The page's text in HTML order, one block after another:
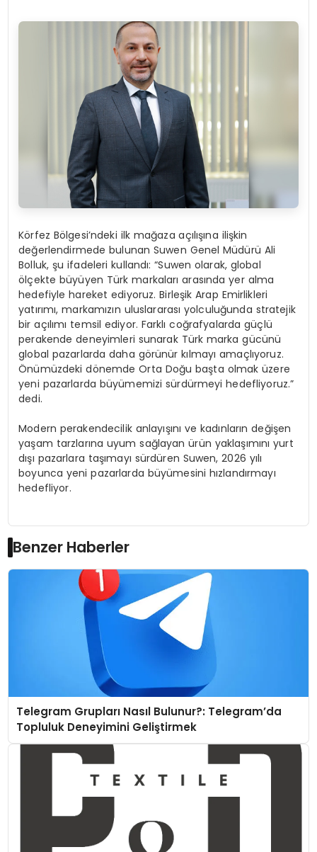
Körfez Bölgesi’ndeki ilk mağaza açılışına ilişkin
değerlendirmede bulunan Suwen Genel Müdürü Ali
Bolluk, şu ifadeleri kullandı: “Suwen olarak, global
ölçekte büyüyen Türk markaları arasında yer alma
hedefiyle hareket ediyoruz. Birleşik Arap Emirlikleri
yatırımı, markamızın uluslararası yolculuğunda stratejik
bir açılımı temsil ediyor. Farklı coğrafyalarda güçlü
perakende deneyimleri sunarak Türk marka gücünü
global pazarlarda daha görünür kılmayı amaçlıyoruz.
Önümüzdeki dönemde Orta Doğu başta olmak üzere
yeni pazarlarda büyümemizi sürdürmeyi hedefliyoruz.”
dedi.
Modern perakendecilik anlayışını ve kadınların değişen
yaşam tarzlarına uyum sağlayan ürün yaklaşımını yurt
dışı pazarlara taşımayı sürdüren Suwen, 2026 yılı
boyunca yeni pazarlarda büyümesini hızlandırmayı
hedefliyor.
Benzer Haberler
Telegram Grupları Nasıl Bulunur?: Telegram’da
Topluluk Deneyimini Geliştirmek